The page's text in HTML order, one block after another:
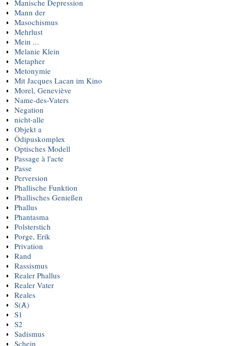
Manische Depression
Mann der
Masochismus
Mehrlust
Mein ...
Melanie Klein
Metapher
Metonymie
Mit Jacques Lacan im Kino
Morel, Geneviève
Name-des-Vaters
Negation
nicht-alle
Objekt a
Ödipuskomplex
Optisches Modell
Passage à l'acte
Passe
Perversion
Phallische Funktion
Phallisches Genießen
Phallus
Phantasma
Polsterstich
Porge, Erik
Privation
Rand
Rassismus
Realer Phallus
Realer Vater
Reales
S(Ⱥ)
S1
S2
Sadismus
Schein